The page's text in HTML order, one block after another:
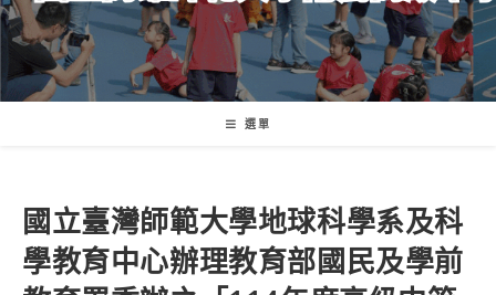
選單
國立臺灣師範大學地球科學系及科
學教育中心辦理教育部國民及學前